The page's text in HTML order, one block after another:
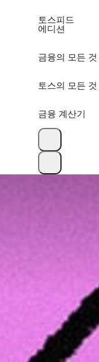
토스피드
에디션
금융의 모든 것
토스의 모든 것
금융 계산기